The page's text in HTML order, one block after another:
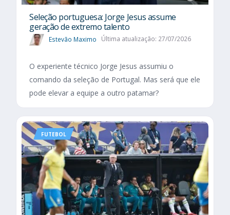
Seleção portuguesa: Jorge Jesus assume
geração de extremo talento
Estevão Maximo Última atualização: 27/07/2026
O experiente técnico Jorge Jesus assumiu o
comando da seleção de Portugal. Mas será que ele
pode elevar a equipe a outro patamar?
FUTEBOL